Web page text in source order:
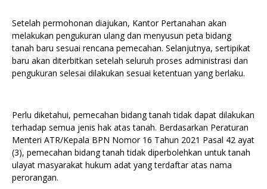
Setelah permohonan diajukan, Kantor Pertanahan akan
melakukan pengukuran ulang dan menyusun peta bidang
tanah baru sesuai rencana pemecahan. Selanjutnya, sertipikat
baru akan diterbitkan setelah seluruh proses administrasi dan
pengukuran selesai dilakukan sesuai ketentuan yang berlaku.
Perlu diketahui, pemecahan bidang tanah tidak dapat dilakukan
terhadap semua jenis hak atas tanah. Berdasarkan Peraturan
Menteri ATR/Kepala BPN Nomor 16 Tahun 2021 Pasal 42 ayat
(3), pemecahan bidang tanah tidak diperbolehkan untuk tanah
ulayat masyarakat hukum adat yang terdaftar atas nama
perorangan.